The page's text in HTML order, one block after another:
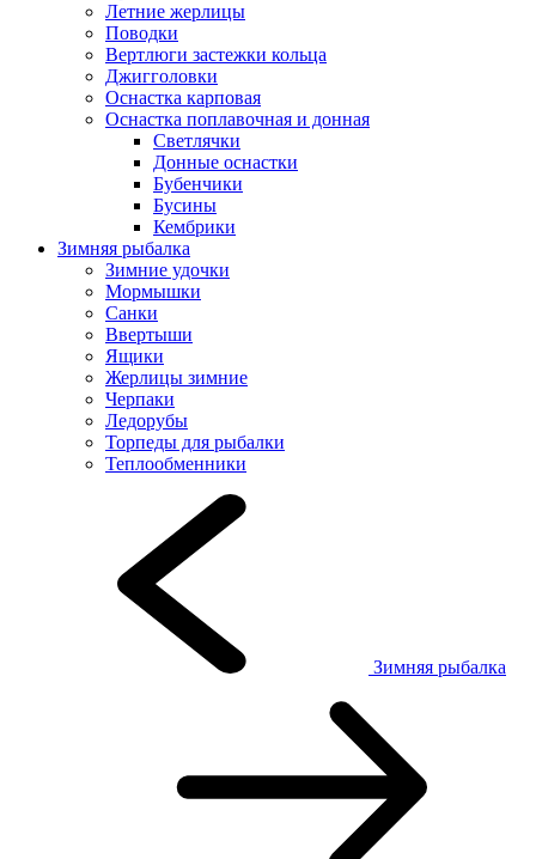
Летние жерлицы
Поводки
Вертлюги застежки кольца
Джигголовки
Оснастка карповая
Оснастка поплавочная и донная
Светлячки
Донные оснастки
Бубенчики
Бусины
Кембрики
Зимняя рыбалка
Зимние удочки
Мормышки
Санки
Ввертыши
Ящики
Жерлицы зимние
Черпаки
Ледорубы
Торпеды для рыбалки
Теплообменники
Зимняя рыбалка